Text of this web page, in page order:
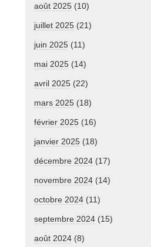
août 2025 (10)
juillet 2025 (21)
juin 2025 (11)
mai 2025 (14)
avril 2025 (22)
mars 2025 (18)
février 2025 (16)
janvier 2025 (18)
décembre 2024 (17)
novembre 2024 (14)
octobre 2024 (11)
septembre 2024 (15)
août 2024 (8)